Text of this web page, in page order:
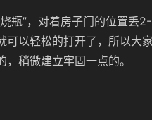
瓶”，对着房子门的位置丢
以轻松的打开了，所以大
稍微建立牢固一点的。